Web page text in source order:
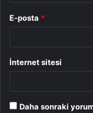
E-posta *
İnternet sitesi
Daha sonraki